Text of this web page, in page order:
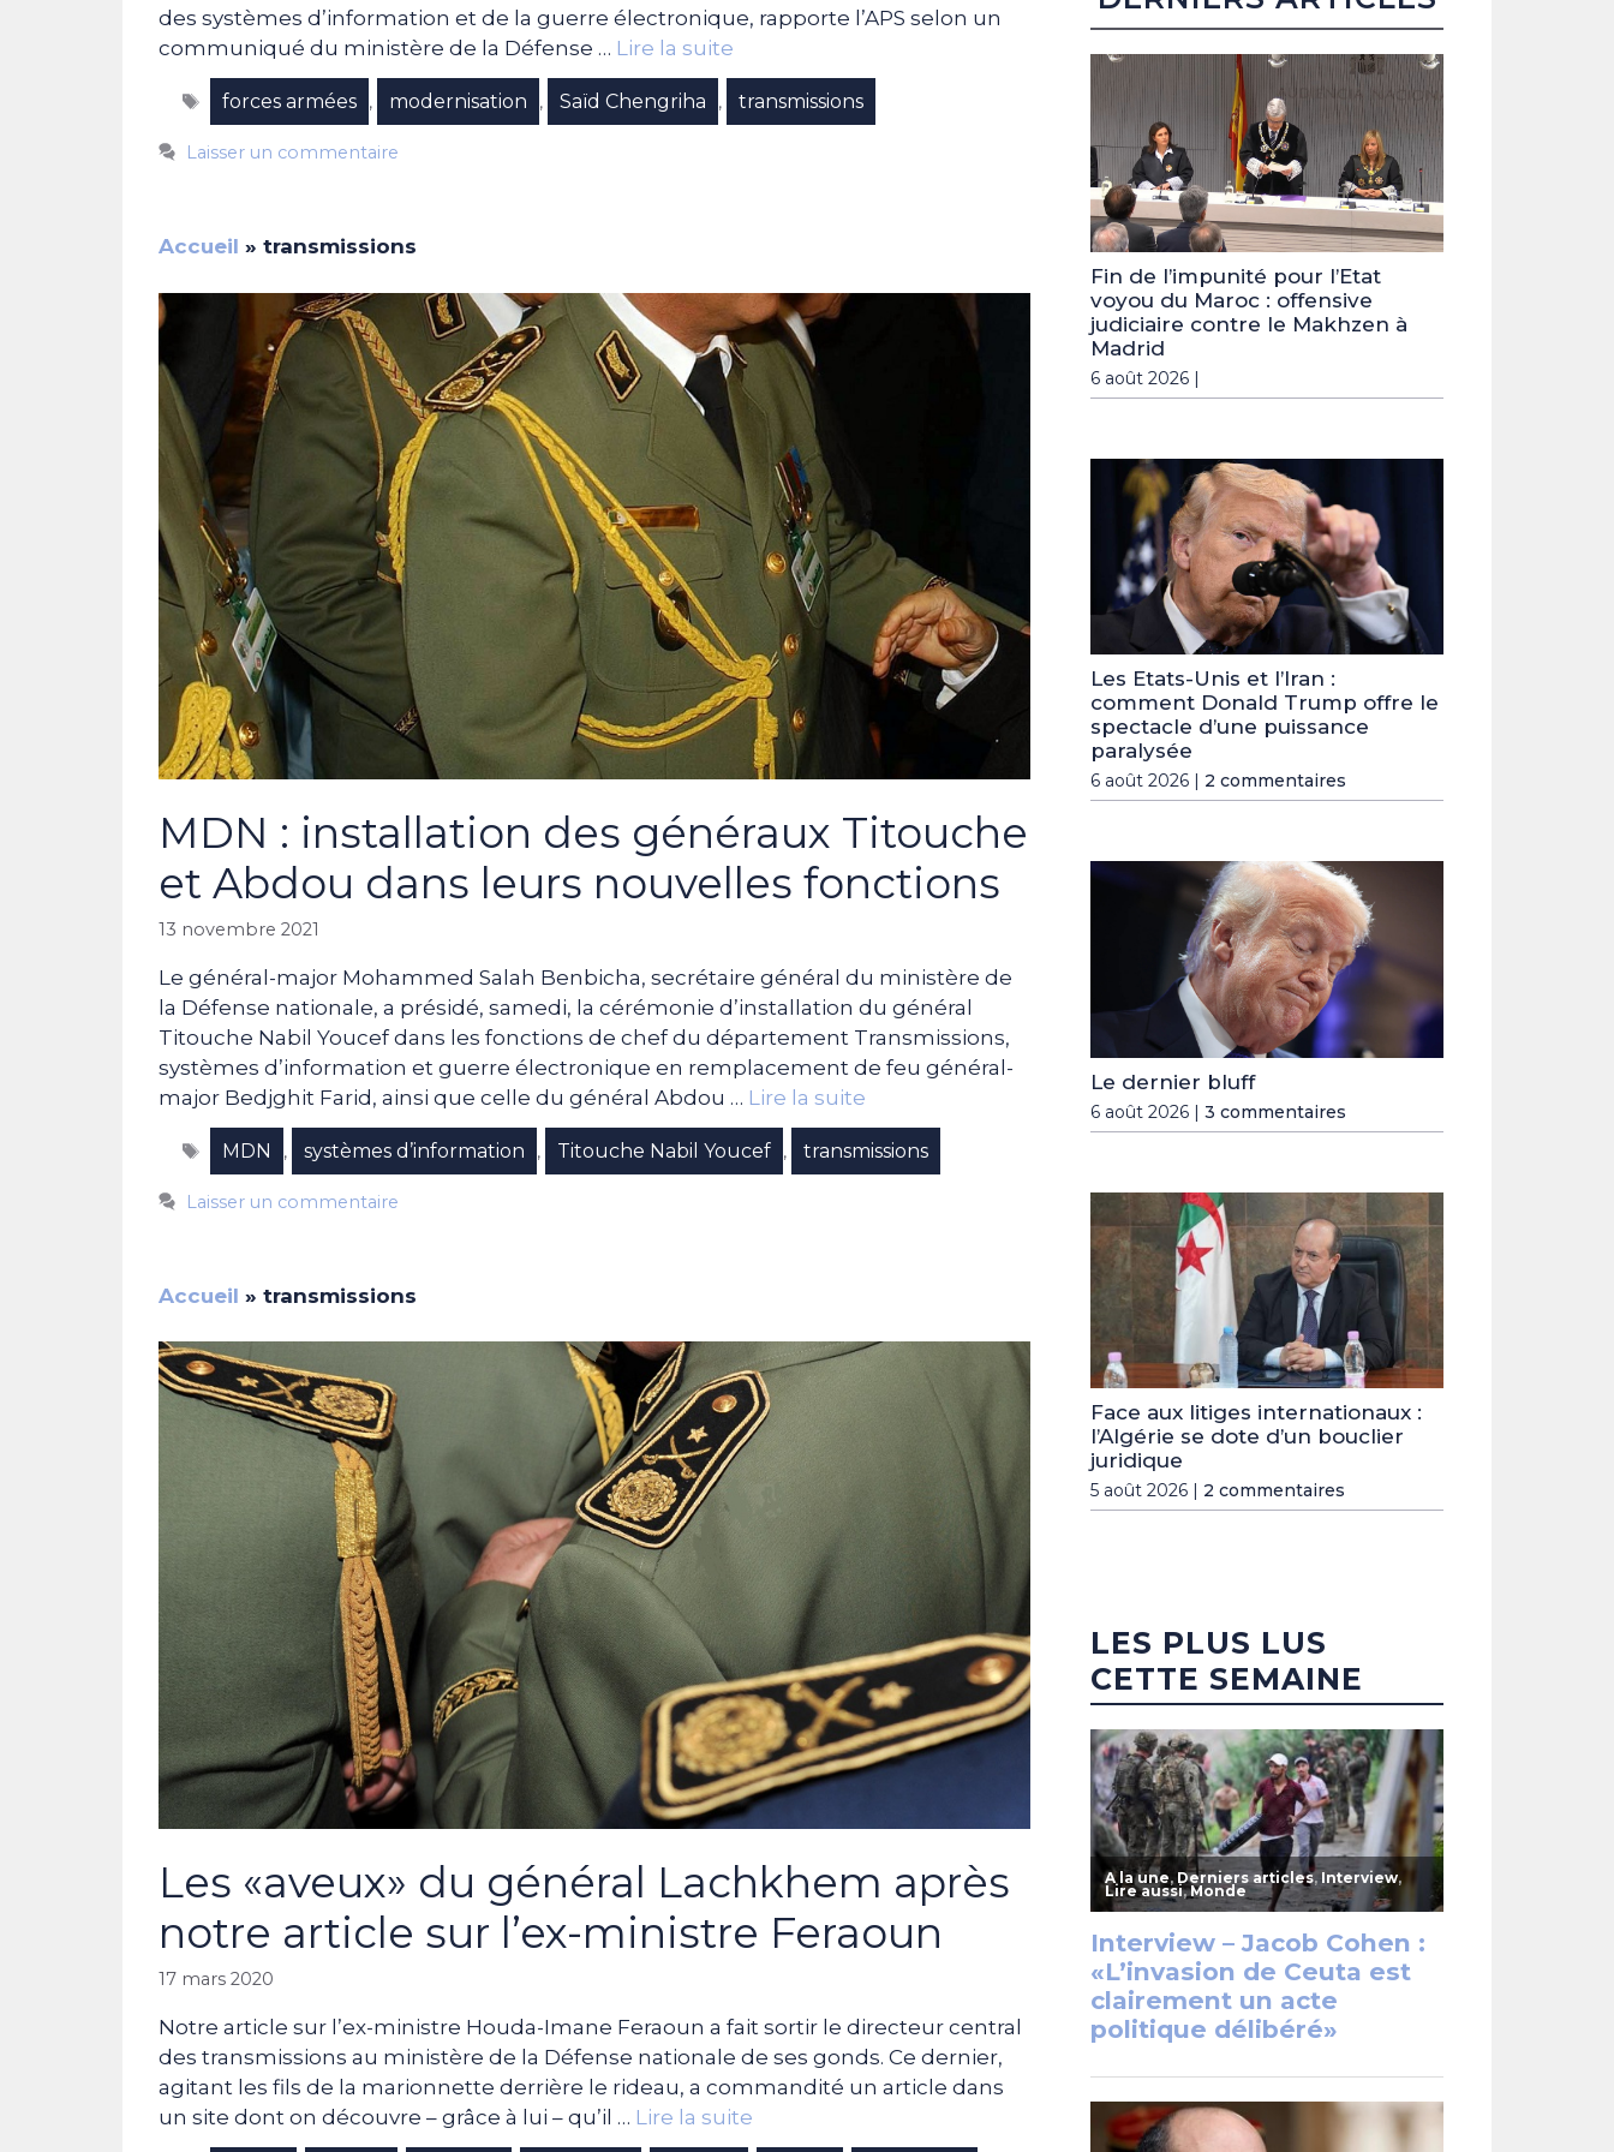
des systèmes d’information et de la guerre électronique, rapporte l’APS selon un
communiqué du ministère de la Défense … Lire la suite
Étiquettes
forces armées , modernisation , Saïd Chengriha , transmissions
Laisser un commentaire
Accueil » transmissions
MDN : installation des généraux Titouche
et Abdou dans leurs nouvelles fonctions
13 novembre 2021
Le général-major Mohammed Salah Benbicha, secrétaire général du ministère de
la Défense nationale, a présidé, samedi, la cérémonie d’installation du général
Titouche Nabil Youcef dans les fonctions de chef du département Transmissions,
systèmes d’information et guerre électronique en remplacement de feu général-
major Bedjghit Farid, ainsi que celle du général Abdou … Lire la suite
Étiquettes
MDN , systèmes d’information , Titouche Nabil Youcef , transmissions
Laisser un commentaire
Accueil » transmissions
Les «aveux» du général Lachkhem après
notre article sur l’ex-ministre Feraoun
17 mars 2020
Notre article sur l’ex-ministre Houda-Imane Feraoun a fait sortir le directeur central
des transmissions au ministère de la Défense nationale de ses gonds. Ce dernier,
agitant les fils de la marionnette derrière le rideau, a commandité un article dans
un site dont on découvre – grâce à lui – qu’il … Lire la suite
Fin de l’impunité pour l’Etat
voyou du Maroc : offensive
judiciaire contre le Makhzen à
Madrid
6 août 2026 |
Les Etats-Unis et l’Iran :
comment Donald Trump offre le
spectacle d’une puissance
paralysée
6 août 2026 | 2 commentaires
Le dernier bluff
6 août 2026 | 3 commentaires
Face aux litiges internationaux :
l’Algérie se dote d’un bouclier
juridique
5 août 2026 | 2 commentaires
LES PLUS LUS
CETTE SEMAINE